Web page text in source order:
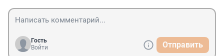
Гость
Войти
Отправить